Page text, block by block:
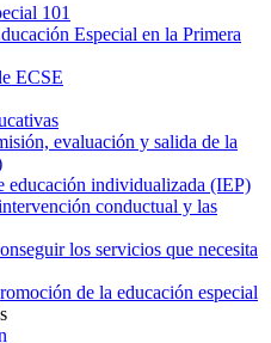
101
Especial en la Primera
ECSE
evaluación y salida de la
educación individualizada (IEP)
conductual y las
los servicios que necesita
de la educación especial